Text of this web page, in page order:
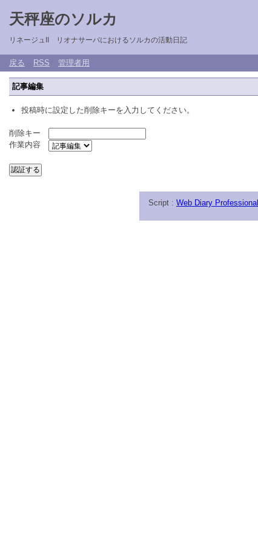
天秤座のソルカ
リネージュII リオナサーバにおけるソルカの活動日記
戻る RSS 管理者用
記事編集
投稿時に設定した削除キーを入力してください。
削除キー
作業内容
Script : Web Diary Professional